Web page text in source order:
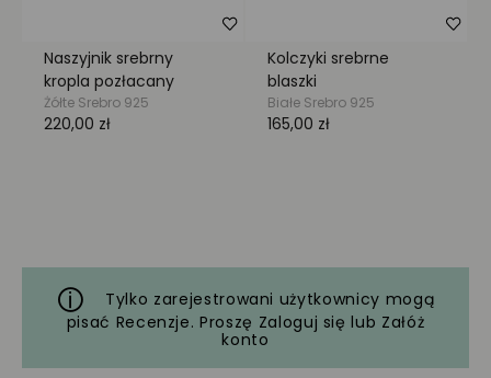
Tylko zarejestrowani użytkownicy mogą
pisać Recenzje. Proszę Zaloguj się lub Załóż
konto